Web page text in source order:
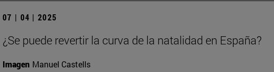
07 | 04 | 2025
¿Se puede revertir la curva de la natalidad en España?
Imagen Manuel Castells